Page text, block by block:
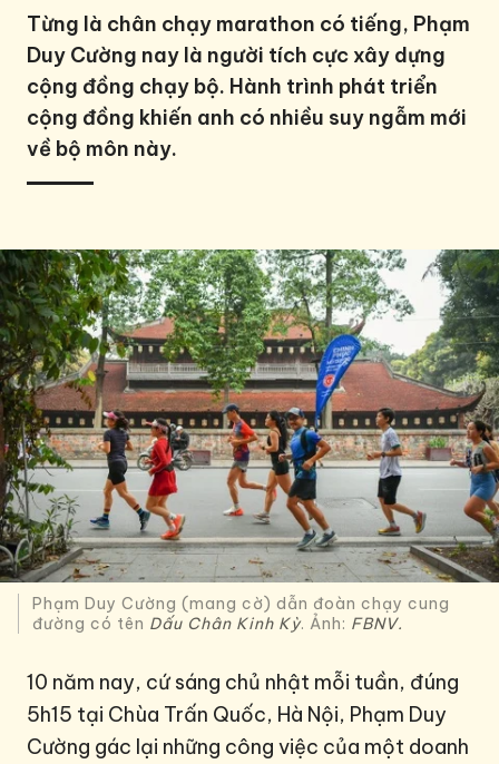
Từng là chân chạy marathon có tiếng, Phạm
Duy Cường nay là người tích cực xây dựng
cộng đồng chạy bộ. Hành trình phát triển
cộng đồng khiến anh có nhiều suy ngẫm mới
về bộ môn này.
Phạm Duy Cường (mang cờ) dẫn đoàn chạy cung
đường có tên Dấu Chân Kinh Kỳ. Ảnh: FBNV.
10 năm nay, cứ sáng chủ nhật mỗi tuần, đúng
5h15 tại Chùa Trấn Quốc, Hà Nội, Phạm Duy
Cường gác lại những công việc của một doanh